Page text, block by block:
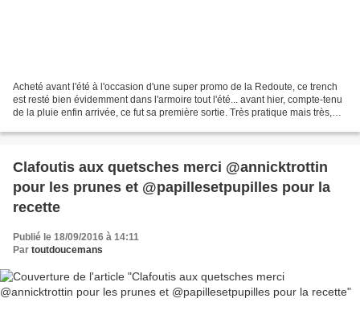
Acheté avant l'été à l'occasion d'une super promo de la Redoute, ce trench
est resté bien évidemment dans l'armoire tout l'été... avant hier, compte-tenu
de la pluie enfin arrivée, ce fut sa première sortie. Très pratique mais très,
Clafoutis aux quetsches merci @annicktrottin
pour les prunes et @papillesetpupilles pour la
recette
Publié le 18/09/2016 à 14:11
Par toutdoucemans